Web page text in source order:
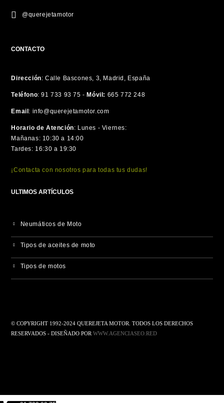
@querejetamotor
CONTACTO
Dirección: Calle Bascones, 3, Madrid, España
Teléfono: 91 733 93 75 -Móvil: 665 772 248
Email: info@querejetamotor.com
Horario de Atención: Lunes - Viernes:
Mañanas: 10:30 a 14:00
Tardes: 16:30 a 19:30
¡Contacta con nosotros para todas tus dudas!
ULTIMOS ARTÍCULOS
Neumáticos de Moto
Tipos de aceites de moto
Tipos de motos
© COPYRIGHT 1992-2024 QUEREJETA MOTOR. TODOS LOS DERECHOS
RESERVADOS - DISEÑADO PORWWW.AGENCIASEO.RED